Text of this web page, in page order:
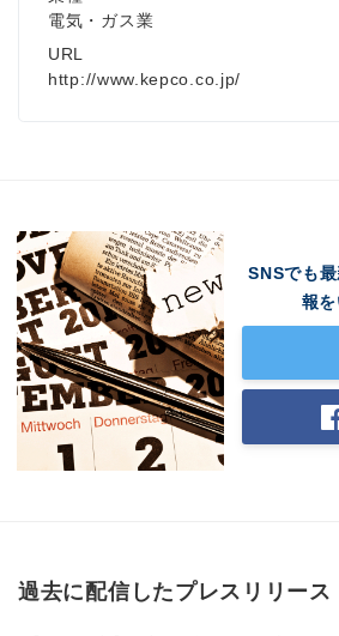
電気・ガス業
URL
http://www.kepco.co.jp/
SNSでも
報
過去に配信したプレスリリース